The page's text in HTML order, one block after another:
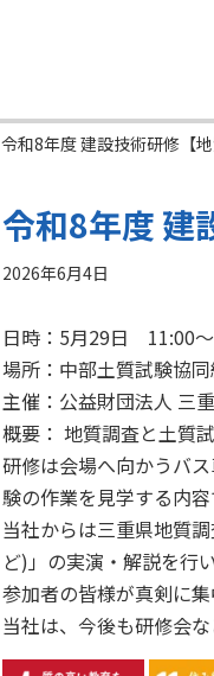
令和8年度 建設技術研修【
令和8年度 建
2026年6月4日
日時：5月29日
場所：中部土質試験協
主催：公益財団法人 三
概要： 地質調査と土質
研修は会場へ向かうバ
験の作業を見学する内容
当社からは三重県地質
ど)」の実演・解説を行
参加者の皆様が真剣に
当社は、今後も研修会